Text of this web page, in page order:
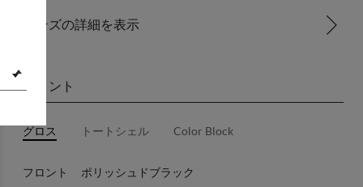
レンズの詳細を表示
フロント
グロス トートシェル Color Block
ポリッシュドブラック
フロント